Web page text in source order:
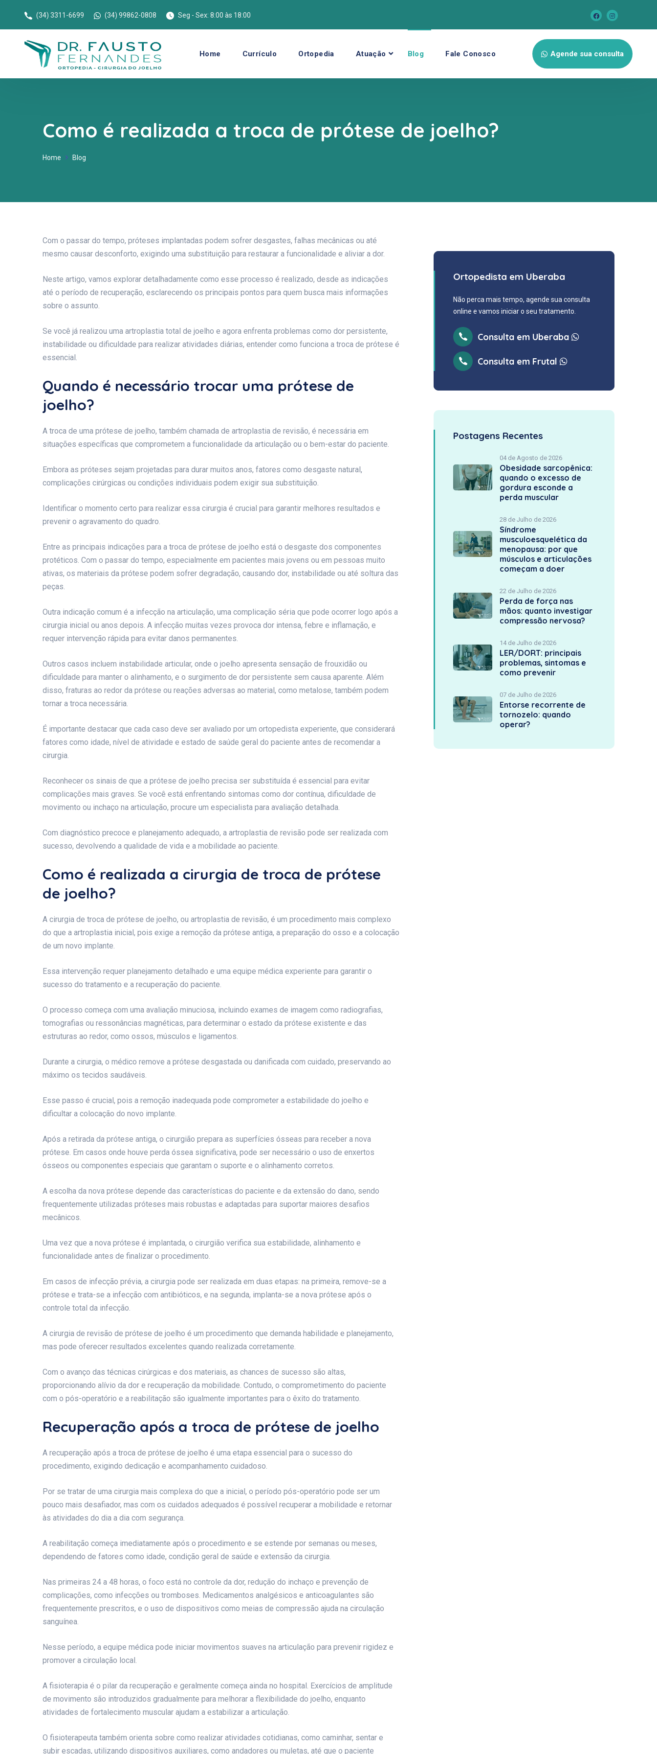
(34) 3311-6699 (34) 99862-0808 Seg - Sex: 8:00 às 18:00
Home Currículo Ortopedia Atuação Blog Fale Conosco Agende sua consulta
Como é realizada a troca de prótese de joelho?
Home Blog
Com o passar do tempo, próteses implantadas podem sofrer desgastes, falhas mecânicas ou até
mesmo causar desconforto, exigindo uma substituição para restaurar a funcionalidade e aliviar a dor.
Neste artigo, vamos explorar detalhadamente como esse processo é realizado, desde as indicações
até o período de recuperação, esclarecendo os principais pontos para quem busca mais informações
sobre o assunto.
Se você já realizou uma artroplastia total de joelho e agora enfrenta problemas como dor persistente,
instabilidade ou dificuldade para realizar atividades diárias, entender como funciona a troca de prótese é
essencial.
Quando é necessário trocar uma prótese de
joelho?
A troca de uma prótese de joelho, também chamada de artroplastia de revisão, é necessária em
situações específicas que comprometem a funcionalidade da articulação ou o bem-estar do paciente.
Embora as próteses sejam projetadas para durar muitos anos, fatores como desgaste natural,
complicações cirúrgicas ou condições individuais podem exigir sua substituição.
Identificar o momento certo para realizar essa cirurgia é crucial para garantir melhores resultados e
prevenir o agravamento do quadro.
Entre as principais indicações para a troca de prótese de joelho está o desgaste dos componentes
protéticos. Com o passar do tempo, especialmente em pacientes mais jovens ou em pessoas muito
ativas, os materiais da prótese podem sofrer degradação, causando dor, instabilidade ou até soltura das
peças.
Outra indicação comum é a infecção na articulação, uma complicação séria que pode ocorrer logo após a
cirurgia inicial ou anos depois. A infecção muitas vezes provoca dor intensa, febre e inflamação, e
requer intervenção rápida para evitar danos permanentes.
Outros casos incluem instabilidade articular, onde o joelho apresenta sensação de frouxidão ou
dificuldade para manter o alinhamento, e o surgimento de dor persistente sem causa aparente. Além
disso, fraturas ao redor da prótese ou reações adversas ao material, como metalose, também podem
tornar a troca necessária.
É importante destacar que cada caso deve ser avaliado por um ortopedista experiente, que considerará
fatores como idade, nível de atividade e estado de saúde geral do paciente antes de recomendar a
cirurgia.
Reconhecer os sinais de que a prótese de joelho precisa ser substituída é essencial para evitar
complicações mais graves. Se você está enfrentando sintomas como dor contínua, dificuldade de
movimento ou inchaço na articulação, procure um especialista para avaliação detalhada.
Com diagnóstico precoce e planejamento adequado, a artroplastia de revisão pode ser realizada com
sucesso, devolvendo a qualidade de vida e a mobilidade ao paciente.
Como é realizada a cirurgia de troca de prótese
de joelho?
A cirurgia de troca de prótese de joelho, ou artroplastia de revisão, é um procedimento mais complexo
do que a artroplastia inicial, pois exige a remoção da prótese antiga, a preparação do osso e a colocação
de um novo implante.
Essa intervenção requer planejamento detalhado e uma equipe médica experiente para garantir o
sucesso do tratamento e a recuperação do paciente.
O processo começa com uma avaliação minuciosa, incluindo exames de imagem como radiografias,
tomografias ou ressonâncias magnéticas, para determinar o estado da prótese existente e das
estruturas ao redor, como ossos, músculos e ligamentos.
Durante a cirurgia, o médico remove a prótese desgastada ou danificada com cuidado, preservando ao
máximo os tecidos saudáveis.
Esse passo é crucial, pois a remoção inadequada pode comprometer a estabilidade do joelho e
dificultar a colocação do novo implante.
Após a retirada da prótese antiga, o cirurgião prepara as superfícies ósseas para receber a nova
prótese. Em casos onde houve perda óssea significativa, pode ser necessário o uso de enxertos
ósseos ou componentes especiais que garantam o suporte e o alinhamento corretos.
A escolha da nova prótese depende das características do paciente e da extensão do dano, sendo
frequentemente utilizadas próteses mais robustas e adaptadas para suportar maiores desafios
mecânicos.
Uma vez que a nova prótese é implantada, o cirurgião verifica sua estabilidade, alinhamento e
funcionalidade antes de finalizar o procedimento.
Em casos de infecção prévia, a cirurgia pode ser realizada em duas etapas: na primeira, remove-se a
prótese e trata-se a infecção com antibióticos, e na segunda, implanta-se a nova prótese após o
controle total da infecção.
A cirurgia de revisão de prótese de joelho é um procedimento que demanda habilidade e planejamento,
mas pode oferecer resultados excelentes quando realizada corretamente.
Com o avanço das técnicas cirúrgicas e dos materiais, as chances de sucesso são altas,
proporcionando alívio da dor e recuperação da mobilidade. Contudo, o comprometimento do paciente
com o pós-operatório e a reabilitação são igualmente importantes para o êxito do tratamento.
Recuperação após a troca de prótese de joelho
A recuperação após a troca de prótese de joelho é uma etapa essencial para o sucesso do
procedimento, exigindo dedicação e acompanhamento cuidadoso.
Por se tratar de uma cirurgia mais complexa do que a inicial, o período pós-operatório pode ser um
pouco mais desafiador, mas com os cuidados adequados é possível recuperar a mobilidade e retornar
às atividades do dia a dia com segurança.
A reabilitação começa imediatamente após o procedimento e se estende por semanas ou meses,
dependendo de fatores como idade, condição geral de saúde e extensão da cirurgia.
Nas primeiras 24 a 48 horas, o foco está no controle da dor, redução do inchaço e prevenção de
complicações, como infecções ou tromboses. Medicamentos analgésicos e anticoagulantes são
frequentemente prescritos, e o uso de dispositivos como meias de compressão ajuda na circulação
sanguínea.
Nesse período, a equipe médica pode iniciar movimentos suaves na articulação para prevenir rigidez e
promover a circulação local.
A fisioterapia é o pilar da recuperação e geralmente começa ainda no hospital. Exercícios de amplitude
de movimento são introduzidos gradualmente para melhorar a flexibilidade do joelho, enquanto
atividades de fortalecimento muscular ajudam a estabilizar a articulação.
O fisioterapeuta também orienta sobre como realizar atividades cotidianas, como caminhar, sentar e
subir escadas, utilizando dispositivos auxiliares, como andadores ou muletas, até que o paciente
Ortopedista em Uberaba
Não perca mais tempo, agende sua consulta
online e vamos iniciar o seu tratamento.
Consulta em Uberaba
Consulta em Frutal
Postagens Recentes
04 de Agosto de 2026
Obesidade sarcopênica:
quando o excesso de
gordura esconde a
perda muscular
28 de Julho de 2026
Síndrome
musculoesquelética da
menopausa: por que
músculos e articulações
começam a doer
22 de Julho de 2026
Perda de força nas
mãos: quanto investigar
compressão nervosa?
14 de Julho de 2026
LER/DORT: principais
problemas, sintomas e
como prevenir
07 de Julho de 2026
Entorse recorrente de
tornozelo: quando
operar?